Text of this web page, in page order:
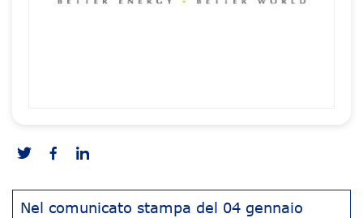
Nel comunicato stampa del 04 gennaio